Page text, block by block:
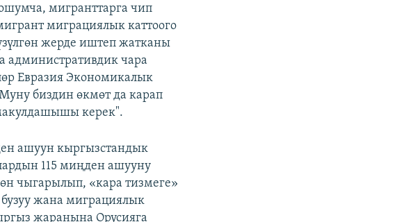
мигранттарга чип
миграциялык каттоого
жерде иштеп жатканы
административдик чара
Евразия Экономикалык
биздин өкмөт да карап
керек".
ашуун кыргызстандык
115 миңден ашууну
чыгарылып, «кара тизмеге»
жана миграциялык
жаранына Орусияга